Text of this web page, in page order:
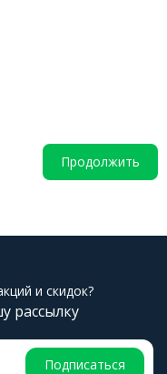
Продолжить
и скидок?
рассылку
Подписаться